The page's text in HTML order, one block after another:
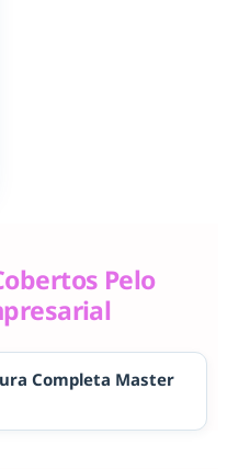
Pelo
Completa Master